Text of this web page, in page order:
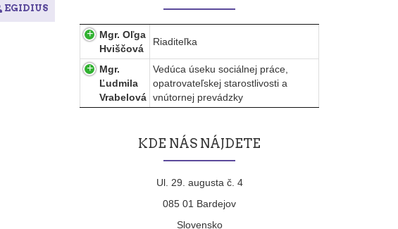
EGIDIUS
Mgr. Oľga
Hviščová
Riaditeľka
Mgr.
Ľudmila
Vrabelová
Vedúca úseku sociálnej práce,
opatrovateľskej starostlivosti a
vnútornej prevádzky
KDE NÁS NÁJDETE
Ul. 29. augusta č. 4
085 01 Bardejov
Slovensko